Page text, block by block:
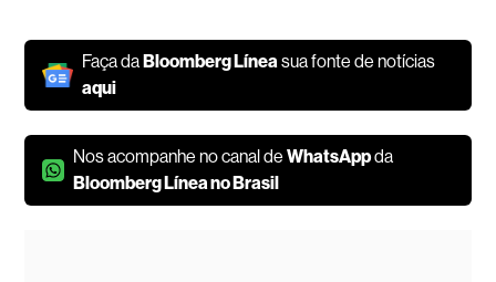
Faça daBloomberg Líneasua fonte de notícias
aqui
Nos acompanhe no canal deWhatsAppda
Bloomberg Línea no Brasil